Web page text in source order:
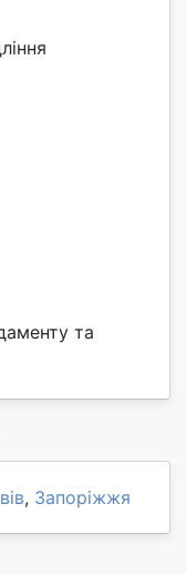
та
, Запоріжжя